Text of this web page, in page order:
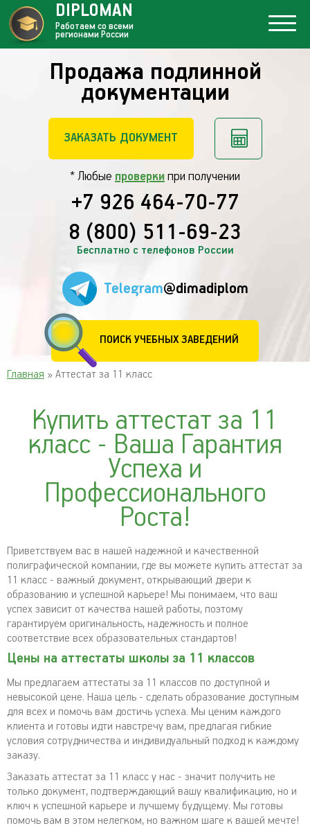
Продажа подлинной
документации
ЗАКАЗАТЬ ДОКУМЕНТ
* Любые проверки при получении
+7 926 464-70-77
8 (800) 511-69-23
Бесплатно с телефонов России
Telegram@dimadiplom
ПОИСК УЧЕБНЫХ ЗАВЕДЕНИЙ
DIPLOMAN
Работаем со всеми
регионами России
Главная » Аттестат за 11 класс
Купить аттестат за 11
класс - Ваша Гарантия
Успеха и
Профессионального
Роста!
Приветствуем вас в нашей надежной и качественной
полиграфической компании, где вы можете купить аттестат за
11 класс - важный документ, открывающий двери к
образованию и успешной карьере! Мы понимаем, что ваш
успех зависит от качества нашей работы, поэтому
гарантируем оригинальность, надежность и полное
соответствие всех образовательных стандартов!
Цены на аттестаты школы за 11 классов
Мы предлагаем аттестаты за 11 классов по доступной и
невысокой цене. Наша цель - сделать образование доступным
для всех и помочь вам достичь успеха. Мы ценим каждого
клиента и готовы идти навстречу вам, предлагая гибкие
условия сотрудничества и индивидуальный подход к каждому
заказу.
Заказать аттестат за 11 класс у нас - значит получить не
только документ, подтверждающий вашу квалификацию, но и
ключ к успешной карьере и лучшему будущему. Мы готовы
помочь вам в этом нелегком, но важном шаге к вашей мечте!